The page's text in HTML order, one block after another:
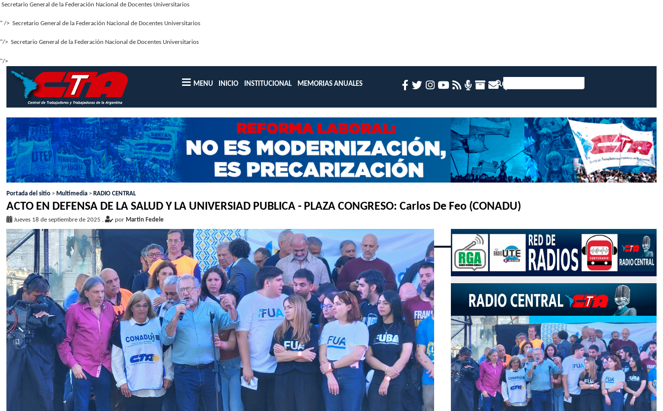
Secretario General de la Federación Nacional de Docentes Universitarios
" /> Secretario General de la Federación Nacional de Docentes Universitarios
"/> Secretario General de la Federación Nacional de Docentes Universitarios
"/>
MENU INICIO INSTITUCIONAL MEMORIAS ANUALES
Portada del sitio > Multimedia > RADIO CENTRAL
ACTO EN DEFENSA DE LA SALUD Y LA UNIVERSIAD PUBLICA - PLAZA CONGRESO: Carlos De Feo (CONADU)
Jueves 18 de septiembre de 2025 , por Martin Fedele